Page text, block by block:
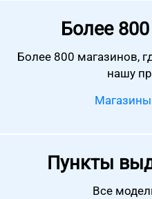
Более
Более 800 магазинов,
нашу
Магазины
Пункты
Все